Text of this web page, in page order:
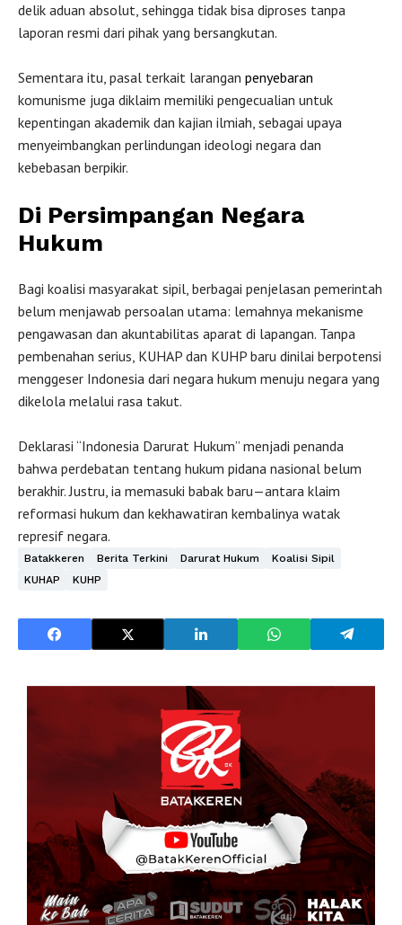
delik aduan absolut, sehingga tidak bisa diproses tanpa
laporan resmi dari pihak yang bersangkutan.
Sementara itu, pasal terkait larangan penyebaran
komunisme juga diklaim memiliki pengecualian untuk
kepentingan akademik dan kajian ilmiah, sebagai upaya
menyeimbangkan perlindungan ideologi negara dan
kebebasan berpikir.
Di Persimpangan Negara
Hukum
Bagi koalisi masyarakat sipil, berbagai penjelasan pemerintah
belum menjawab persoalan utama: lemahnya mekanisme
pengawasan dan akuntabilitas aparat di lapangan. Tanpa
pembenahan serius, KUHAP dan KUHP baru dinilai berpotensi
menggeser Indonesia dari negara hukum menuju negara yang
dikelola melalui rasa takut.
Deklarasi “Indonesia Darurat Hukum” menjadi penanda
bahwa perdebatan tentang hukum pidana nasional belum
berakhir. Justru, ia memasuki babak baru—antara klaim
reformasi hukum dan kekhawatiran kembalinya watak
represif negara.
Batakkeren Berita Terkini Darurat Hukum
Koalisi Sipil
KUHAP
KUHP